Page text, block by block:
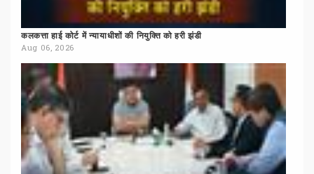
कलकत्ता हाई कोर्ट में न्यायाधीशों की नियुक्ति को हरी झंडी
Aug 06, 2026